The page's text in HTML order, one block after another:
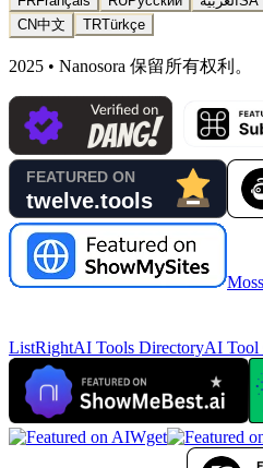
CN中文 TRTürkçe
2025 • Nanosora 保留所有权利。
ListRightAI Tools DirectoryAI Tool